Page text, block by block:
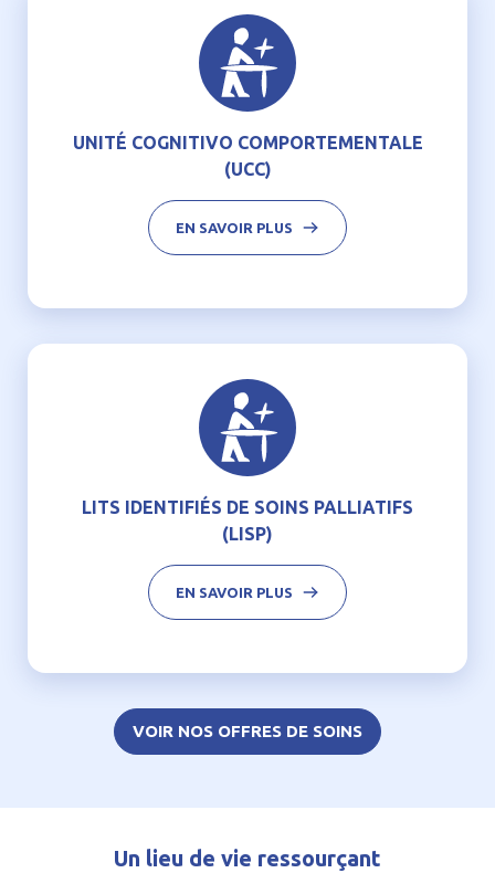
UNITÉ COGNITIVO COMPORTEMENTALE
(UCC)
EN SAVOIR PLUS
LITS IDENTIFIÉS DE SOINS PALLIATIFS
(LISP)
EN SAVOIR PLUS
VOIR NOS OFFRES DE SOINS
Un lieu de vie ressourçant